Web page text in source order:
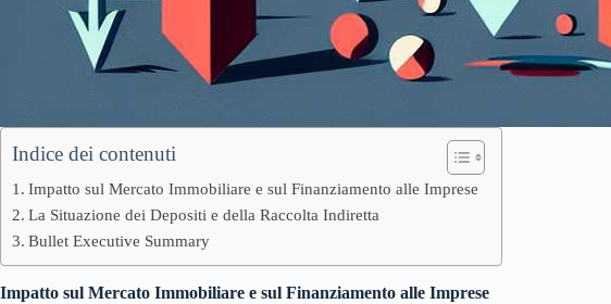
Indice dei contenuti
Impatto sul Mercato Immobiliare e sul Finanziamento alle Imprese
La Situazione dei Depositi e della Raccolta Indiretta
Bullet Executive Summary
Impatto sul Mercato Immobiliare e sul Finanziamento alle Imprese